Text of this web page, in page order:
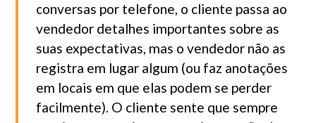
conversas por telefone, o cliente passa ao
vendedor detalhes importantes sobre as
suas expectativas, mas o vendedor não as
registra em lugar algum (ou faz anotações
em locais em que elas podem se perder
facilmente). O cliente sente que sempre